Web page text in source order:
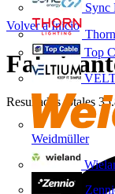
Sync
Top
Weidmüller
Volver a Inicio
Resultados totales